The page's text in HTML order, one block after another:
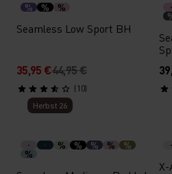
% % %
Seamless Low Sport BH
35,95 €44,95 €
(10)
Herbst 26
% % % % %
%